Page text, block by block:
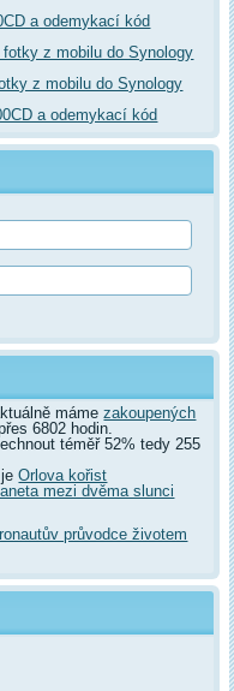
a odemykací kód
z mobilu do Synology
z mobilu do Synology
a odemykací kód
mámezakoupených
6802 hodin.
téměř 52% tedy 255
jeOrlova kořist
mezi dvěma slunci
průvodce životem